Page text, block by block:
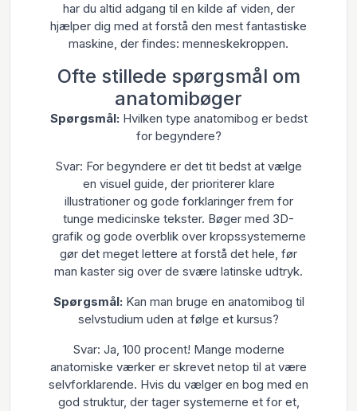
har du altid adgang til en kilde af viden, der
hjælper dig med at forstå den mest fantastiske
maskine, der findes: menneskekroppen.
Ofte stillede spørgsmål om
anatomibøger
Spørgsmål: Hvilken type anatomibog er bedst
for begyndere?
Svar: For begyndere er det tit bedst at vælge
en visuel guide, der prioriterer klare
illustrationer og gode forklaringer frem for
tunge medicinske tekster. Bøger med 3D-
grafik og gode overblik over kropssystemerne
gør det meget lettere at forstå det hele, før
man kaster sig over de svære latinske udtryk.
Spørgsmål: Kan man bruge en anatomibog til
selvstudium uden at følge et kursus?
Svar: Ja, 100 procent! Mange moderne
anatomiske værker er skrevet netop til at være
selvforklarende. Hvis du vælger en bog med en
god struktur, der tager systemerne et for et,